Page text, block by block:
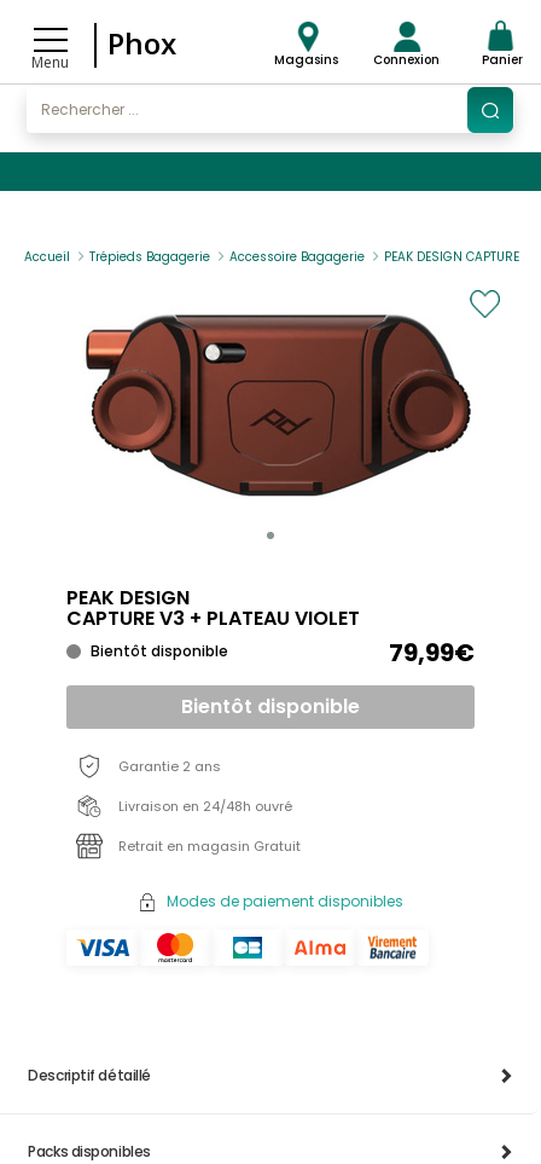
Menu
Phox Magasins Connexion Panier
Accueil Trépieds Bagagerie Accessoire Bagagerie PEAK DESIGN CAPTURE
PEAK DESIGN
CAPTURE V3 + PLATEAU VIOLET
Bientôt disponible 79,99€
Bientôt disponible
Garantie 2 ans
Livraison en 24/48h ouvré
Retrait en magasin Gratuit
Modes de paiement disponibles
Descriptif détaillé
Packs disponibles